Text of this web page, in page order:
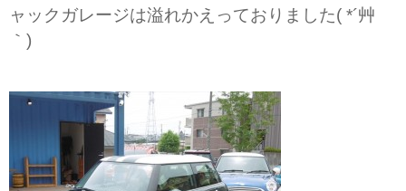
ャックガレージは溢れかえっておりました( *´艸
｀)